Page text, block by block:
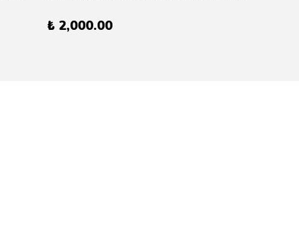
₺ 2,000.00